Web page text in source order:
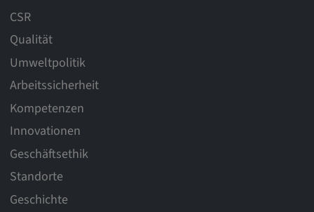
CSR
Qualität
Umweltpolitik
Arbeitssicherheit
Kompetenzen
Innovationen
Geschäftsethik
Standorte
Geschichte